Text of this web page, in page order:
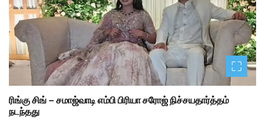
ரிங்கு சிங் – சமாஜ்வாடி எம்பி பிரியா சரோஜ் நிச்சயதார்த்தம்
நடந்தது